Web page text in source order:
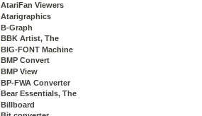
AtariFan Viewers
Atarigraphics
B-Graph
BBK Artist, The
BIG-FONT Machine
BMP Convert
BMP View
BP-FWA Converter
Bear Essentials, The
Billboard